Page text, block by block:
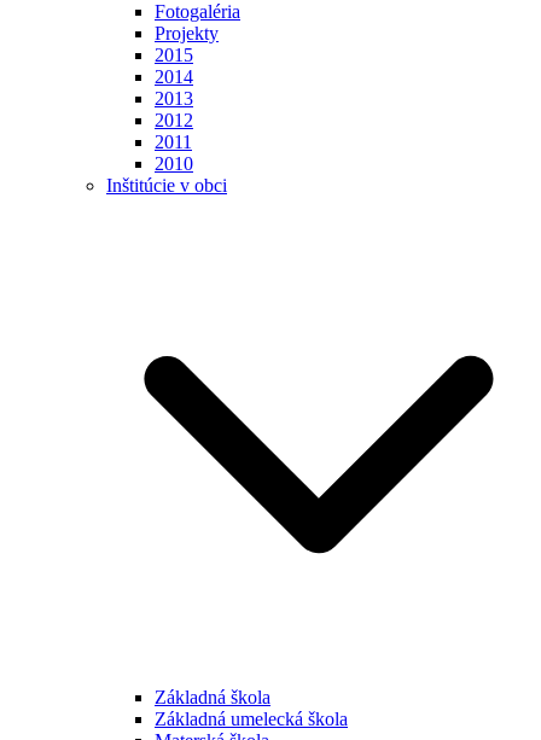
Fotogaléria
Projekty
2015
2014
2013
2012
2011
2010
Inštitúcie v obci
Základná škola
Základná umelecká škola